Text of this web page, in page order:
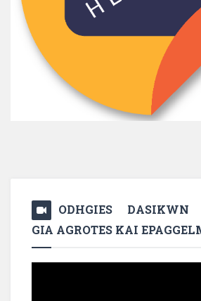
ODHGIES DASIKWN
GIA AGROTES KAI